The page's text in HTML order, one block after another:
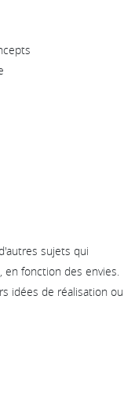
sujets qui
fonction des envies.
idées de réalisation ou